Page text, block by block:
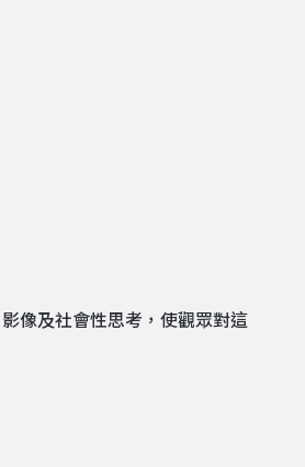
像及社會性思考，使觀眾對這